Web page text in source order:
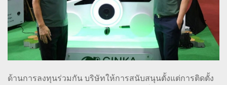
ด้านการลงทุนร่วมกัน บริษัทให้การสนับสนุนตั้งแต่การติดตั้ง